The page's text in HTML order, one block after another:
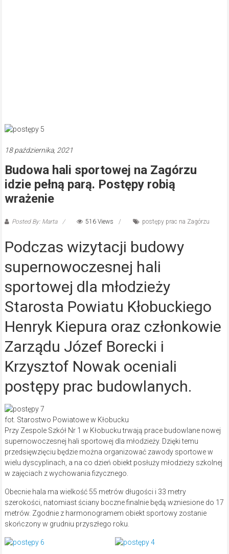
18 października, 2021
Budowa hali sportowej na Zagórzu
idzie pełną parą. Postępy robią
wrażenie
Posted By: Marta 516 Views postępy prac na Zagórzu
Podczas wizytacji budowy
supernowoczesnej hali
sportowej dla młodzieży
Starosta Powiatu Kłobuckiego
Henryk Kiepura oraz członkowie
Zarządu Józef Borecki i
Krzysztof Nowak oceniali
postępy prac budowlanych.
fot. Starostwo Powiatowe w Kłobucku
Przy Zespole Szkół Nr 1 w Kłobucku trwają prace budowlane nowej
supernowoczesnej hali sportowej dla młodzieży. Dzięki temu
przedsięwzięciu będzie można organizować zawody sportowe w
wielu dyscyplinach, a na co dzień obiekt posłuży młodzieży szkolnej
w zajęciach z wychowania fizycznego.
Obecnie hala ma wielkość 55 metrów długości i 33 metry
szerokości, natomiast ściany boczne finalnie będą wzniesione do 17
metrów. Zgodnie z harmonogramem obiekt sportowy zostanie
skończony w grudniu przyszłego roku.